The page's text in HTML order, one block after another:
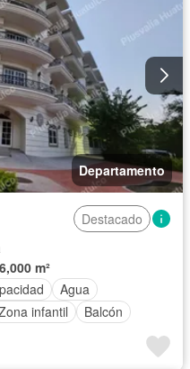
Zonas verdes
Departamento
Destacado
6,000 m²
Agua
infantil
Balcón
Cocina equipada